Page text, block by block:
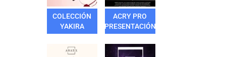
COLECCIÓN
YAKIRA
ACRY PRO
PRESENTACIÓN